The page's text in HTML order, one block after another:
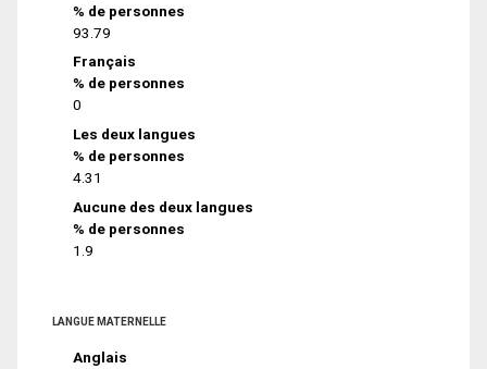
% de personnes
93.79
Français
% de personnes
0
Les deux langues
% de personnes
4.31
Aucune des deux langues
% de personnes
1.9
LANGUE MATERNELLE
Anglais